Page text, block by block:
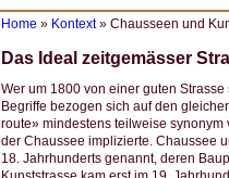
Y
o
u
a
r
e
h
e
Home » Kontext» Chausseen und
Das Ideal zeitgemässer
Wer um 1800 von einer guten
Begriffe bezogen sich auf den
route» mindestens teilweise
der Chaussee implizierte. Chaussee
18. Jahrhunderts genannt, deren